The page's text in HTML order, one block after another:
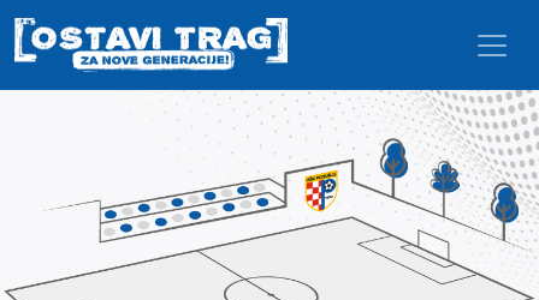
Skip to main content